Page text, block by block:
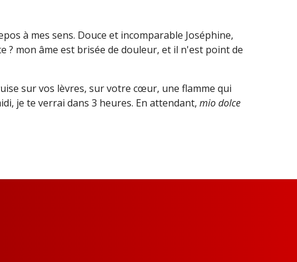
à mes sens. Douce et incomparable Joséphine,
? mon âme est brisée de douleur, et il n'est point de
sur vos lèvres, sur votre cœur, une flamme qui
je te verrai dans 3 heures. En attendant, mio dolce